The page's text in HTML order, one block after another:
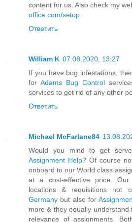
content for us. Also check my
office.com/setup
Ответить
William K 07.08.2020, 13:27
If you have bug infestations,
for Adams Bug Control
services to get rid of any other
Ответить
Michael McFarlane84
Would you mind to get
Assignment Help? Of course
onboard to our World class
at a cost-effective price.
locations & requisitions not
Germany but also for
more & they equally
relevance of assignments.